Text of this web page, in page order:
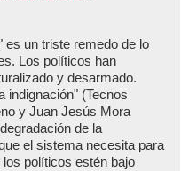
es un triste remedo de lo
Los políticos han
y desarmado.
indignación" (Tecnos
y Juan Jesús Mora
de la
el sistema necesita para
políticos estén bajo